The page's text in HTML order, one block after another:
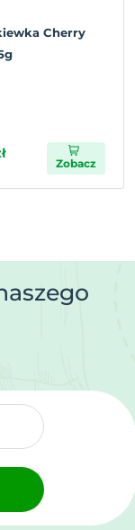
Cherry
Zobacz